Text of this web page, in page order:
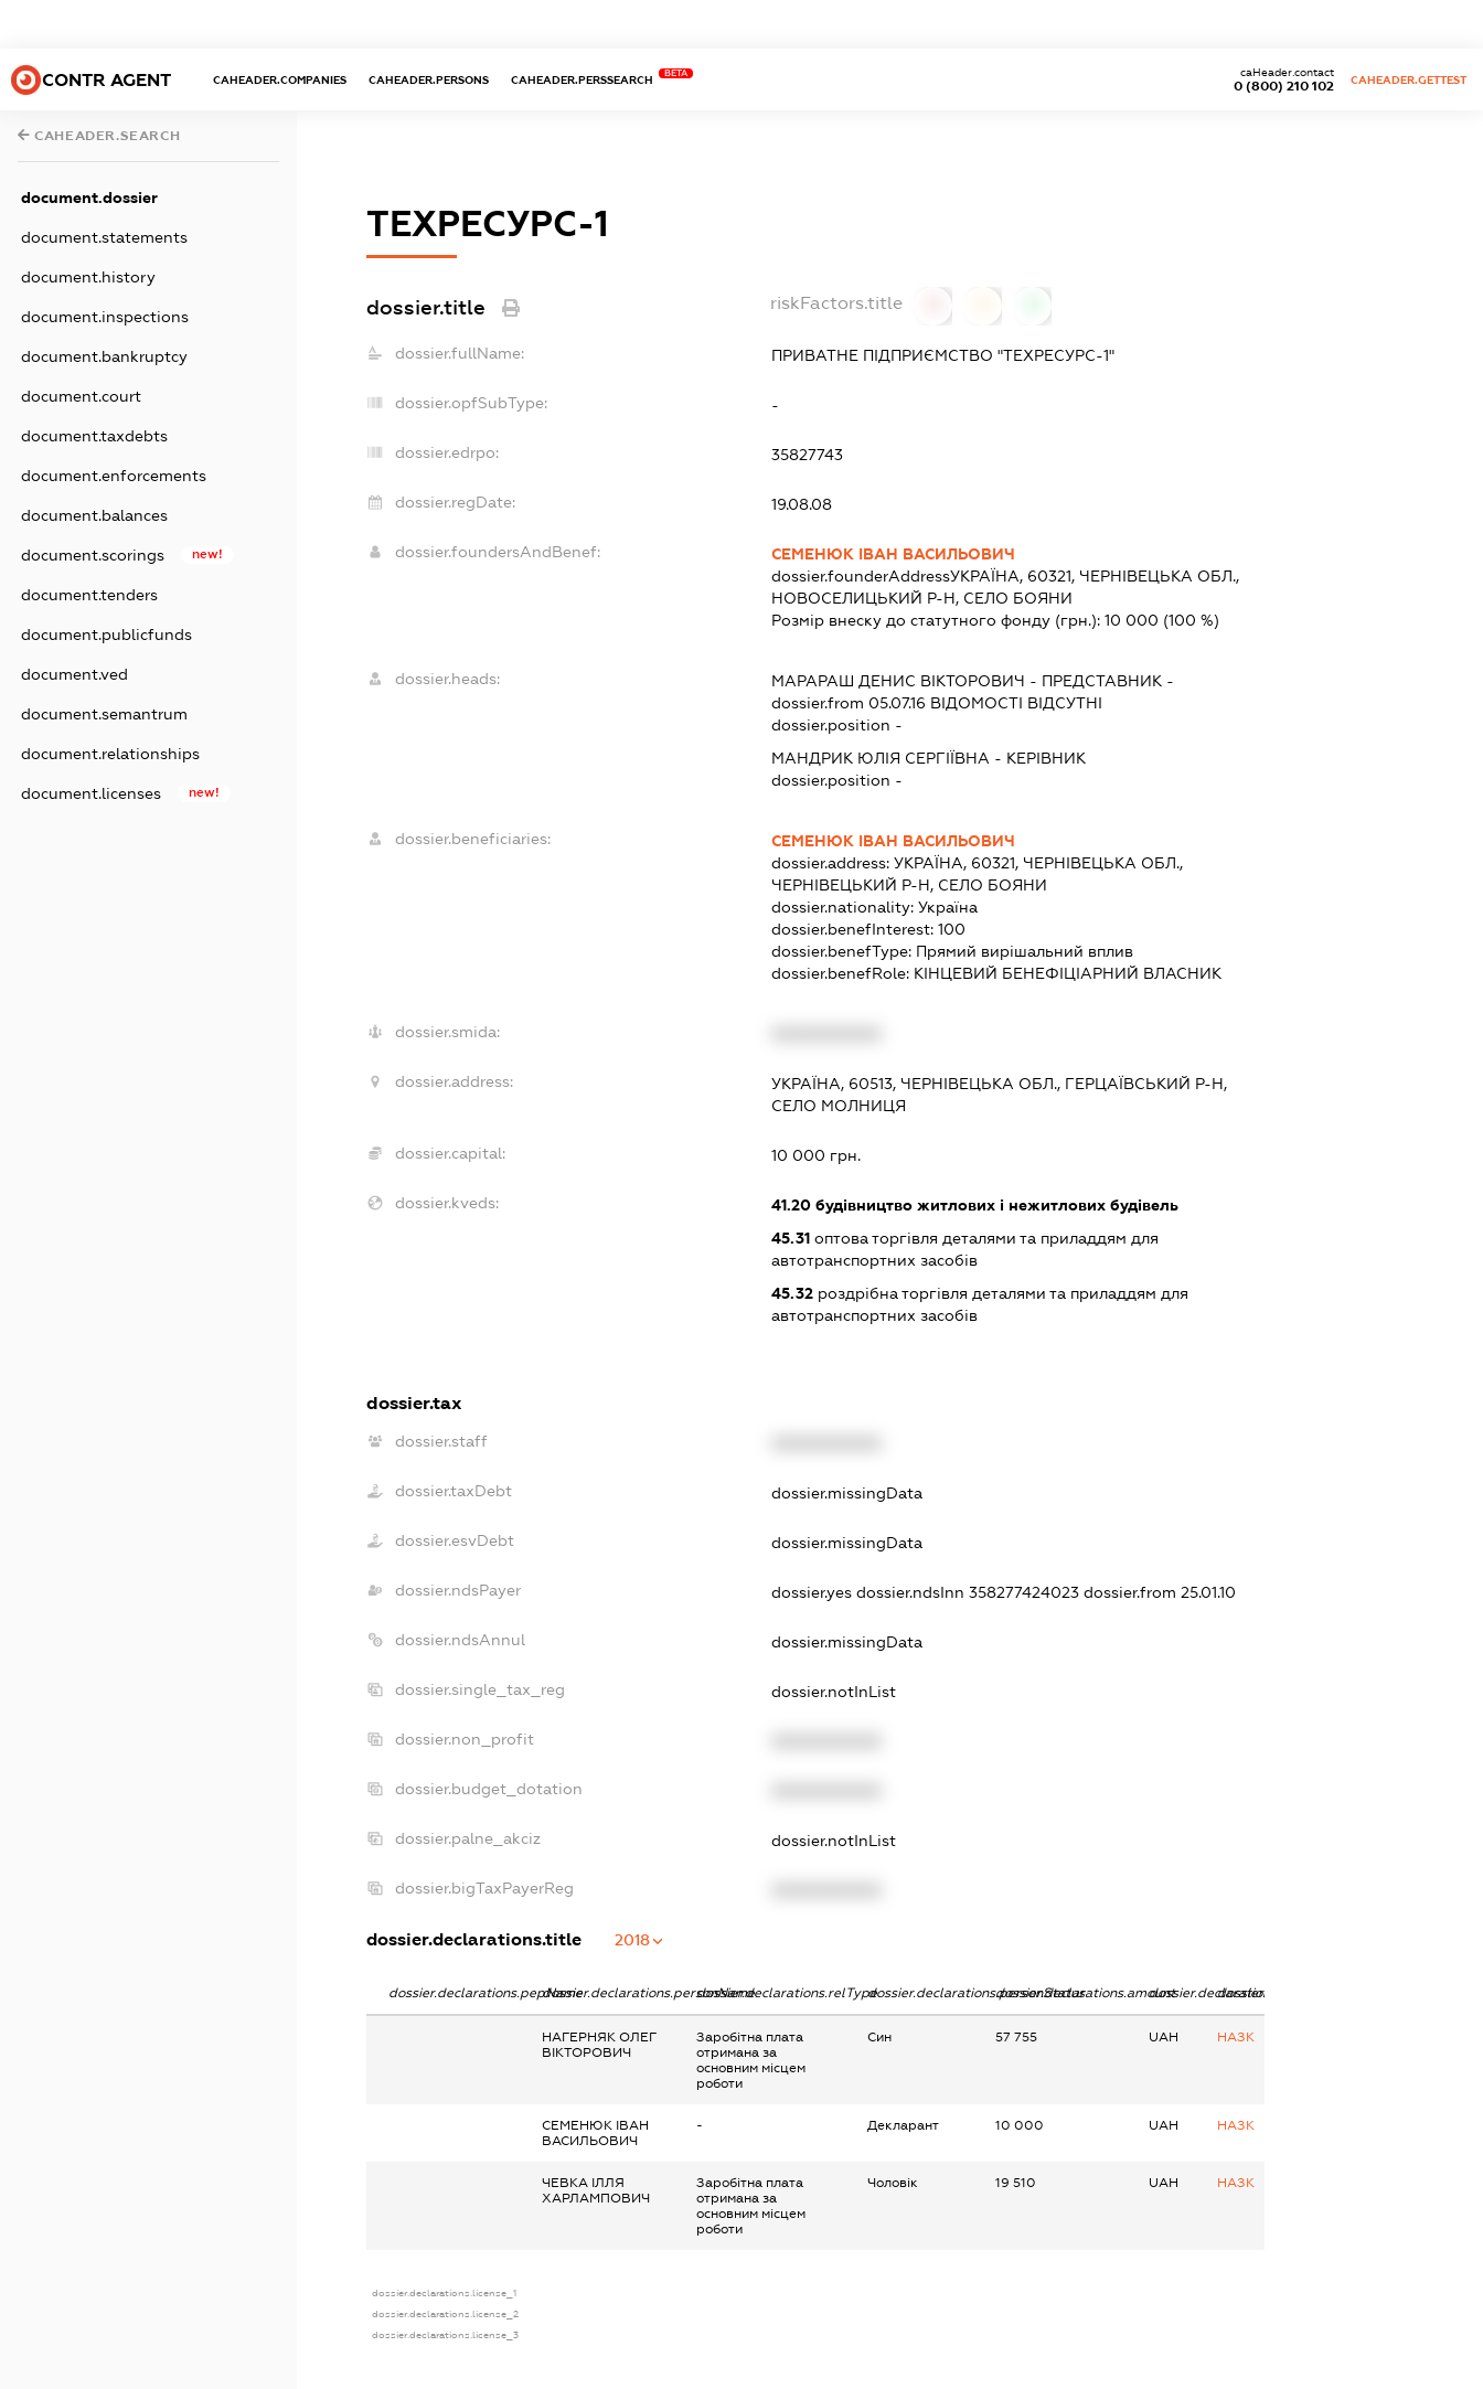
CONTR AGENT CAHEADER.COMPANIES CAHEADER.PERSONS CAHEADER.PERSSEARCH
BETA
0 (800) 210 102
caHeader.contact
CAHEADER.GETTEST
CAHEADER.SEARCH
document.dossier
document.statements
document.history
document.inspections
document.bankruptcy
document.court
document.taxdebts
document.enforcements
document.balances
document.scorings new!
document.tenders
document.publicfunds
document.ved
document.semantrum
document.relationships
document.licenses new!
ТЕХРЕСУРС-1
dossier.title riskFactors.title
dossier.fullName: ПРИВАТНЕ ПІДПРИЄМСТВО "ТЕХРЕСУРС-1"
dossier.opfSubType: -
dossier.edrpo: 35827743
dossier.regDate: 19.08.08
dossier.foundersAndBenef:
СЕМЕНЮК ІВАН ВАСИЛЬОВИЧ
dossier.founderAddressУКРАЇНА, 60321, ЧЕРНІВЕЦЬКА ОБЛ.,
НОВОСЕЛИЦЬКИЙ Р-Н, СЕЛО БОЯНИ
Розмір внеску до статутного фонду (грн.): 10 000 (100 %)
dossier.heads: МАРАРАШ ДЕНИС ВІКТОРОВИЧ - ПРЕДСТАВНИК-
dossier.from 05.07.16 ВІДОМОСТІ ВІДСУТНІ
dossier.position -
МАНДРИК ЮЛІЯ СЕРГІЇВНА - КЕРІВНИК
dossier.position -
dossier.beneficiaries:
СЕМЕНЮК ІВАН ВАСИЛЬОВИЧ
dossier.address: УКРАЇНА, 60321, ЧЕРНІВЕЦЬКА ОБЛ.,
ЧЕРНІВЕЦЬКИЙ Р-Н, СЕЛО БОЯНИ
dossier.nationality: Україна
dossier.benefInterest: 100
dossier.benefType: Прямий вирішальний вплив
dossier.benefRole: КІНЦЕВИЙ БЕНЕФІЦІАРНИЙ ВЛАСНИК
dossier.smida:
dossier.address:
УКРАЇНА, 60513, ЧЕРНІВЕЦЬКА ОБЛ., ГЕРЦАЇВСЬКИЙ Р-Н,
СЕЛО МОЛНИЦЯ
dossier.capital: 10 000 грн.
dossier.kveds: 41.20будівництво житлових і нежитлових будівель
45.31оптова торгівля деталями та приладдям для
автотранспортних засобів
45.32роздрібна торгівля деталями та приладдям для
автотранспортних засобів
dossier.tax
dossier.staff
dossier.taxDebt dossier.missingData
dossier.esvDebt dossier.missingData
dossier.ndsPayer dossier.yes dossier.ndsInn 358277424023 dossier.from 25.01.10
dossier.ndsAnnul dossier.missingData
dossier.single_tax_reg dossier.notInList
dossier.non_profit
dossier.budget_dotation
dossier.palne_akciz dossier.notInList
dossier.bigTaxPayerReg
dossier.declarations.title 2018
dossier.declarations.pepNamedossier.declarations.personNamedossier.declarations.relTypedossier.declarations.personStatusdossier.declarations.amountdossier.declarations.currency
dossier.declarations.source
НАГЕРНЯК ОЛЕГ
ВІКТОРОВИЧ
Заробітна плата
отримана за
основним місцем
роботи
Син 57 755 UAH НАЗК
СЕМЕНЮК ІВАН
ВАСИЛЬОВИЧ
- Декларант 10 000 UAH НАЗК
ЧЕВКА ІЛЛЯ
ХАРЛАМПОВИЧ
Заробітна плата
отримана за
основним місцем
роботи
Чоловік 19 510 UAH НАЗК
dossier.declarations.license_1
dossier.declarations.license_2
dossier.declarations.license_3